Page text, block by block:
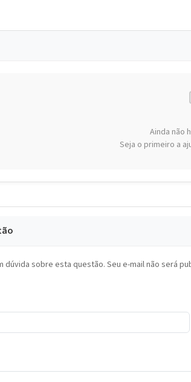
Ainda não
Seja o primeiro a
sobre esta questão. Seu e-mail não será